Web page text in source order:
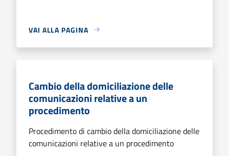
VAI ALLA PAGINA
Cambio della domiciliazione delle
comunicazioni relative a un
procedimento
Procedimento di cambio della domiciliazione delle
comunicazioni relative a un procedimento